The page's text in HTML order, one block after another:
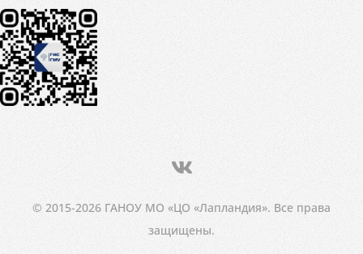
© 2015-2026 ГАНОУ МО «ЦО «Лапландия». Все права
защищены.